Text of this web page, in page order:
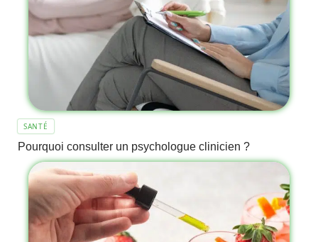
SANTÉ
Pourquoi consulter un psychologue clinicien ?